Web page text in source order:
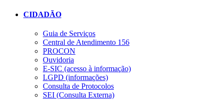
CIDADÃO
Guia de Serviços
Central de Atendimento 156
PROCON
Ouvidoria
E-SIC (acesso à informação)
LGPD (informações)
Consulta de Protocolos
SEI (Consulta Externa)